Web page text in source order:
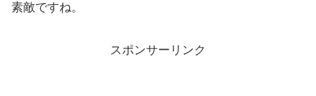
素敵ですね。
スポンサーリンク